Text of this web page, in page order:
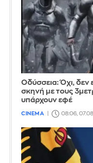
Οδύσσεια: Όχι, δεν
σκηνή με τους
υπάρχουν εφέ
CINEMA 08:06,